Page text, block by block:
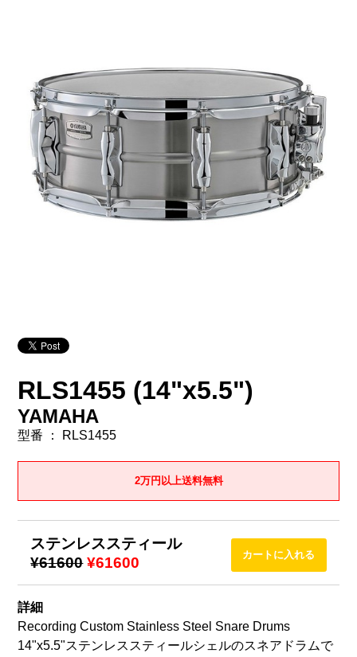
RLS1455 (14"x5.5")
YAMAHA
型番 ： RLS1455
2万円以上送料無料
ステンレススティール
¥61600 ¥61600
詳細
Recording Custom Stainless Steel Snare Drums
14"x5.5"ステンレススティールシェルのスネアドラムで